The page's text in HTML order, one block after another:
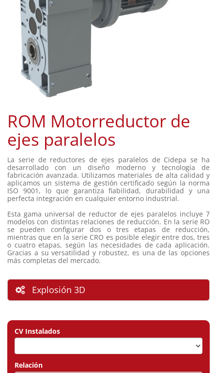
ROM Motorreductor de
ejes paralelos
La serie de reductores de ejes paralelos de Cidepa se ha
desarrollado con un diseño moderno y tecnología de
fabricación avanzada. Utilizamos materiales de alta calidad y
aplicamos un sistema de gestión certificado según la norma
ISO 9001, lo que garantiza fiabilidad, durabilidad y una
perfecta integración en cualquier entorno industrial.
Esta gama universal de reductor de ejes paralelos incluye 7
modelos con distintas relaciones de reducción. En la serie RO
se pueden configurar dos o tres etapas de reducción,
mientras que en la serie CRO es posible elegir entre dos, tres
o cuatro etapas, según las necesidades de cada aplicación.
Gracias a su versatilidad y robustez, es una de las opciones
más completas del mercado.
Explosión 3D
CV Instalados
Relación